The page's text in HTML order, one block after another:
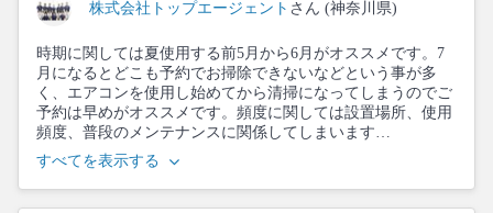
株式会社トップエージェント さん (神奈川県)
時期に関しては夏使用する前5月から6月がオススメです。7
月になるとどこも予約でお掃除できないなどという事が多
く、エアコンを使用し始めてから清掃になってしまうのでご
予約は早めがオススメです。頻度に関しては設置場所、使用
頻度、普段のメンテナンスに関係してしまいます…
すべてを表示する